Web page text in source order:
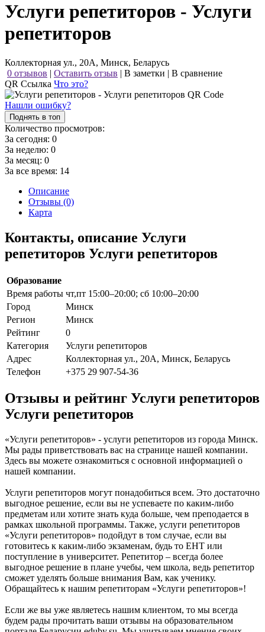
Услуги репетиторов - Услуги
репетиторов
Коллекторная ул., 20А, Минск, Беларусь
0 отзывов | Оставить отзыв | В заметки | В сравнение
QR Ссылка Что это?
Нашли ошибку?
Поднять в топ
Количество просмотров:
За сегодня: 0
За неделю: 0
За месяц: 0
За все время: 14
Описание
Отзывы (0)
Карта
Контакты, описание Услуги
репетиторов Услуги репетиторов
Образование
Время работы чт,пт 15:00–20:00; сб 10:00–20:00
Город
Минск
Регион
Минск
Рейтинг
0
Категория
Услуги репетиторов
Адрес
Коллекторная ул., 20А, Минск, Беларусь
Телефон
+375 29 907-54-36
Отзывы и рейтинг Услуги репетиторов
Услуги репетиторов
«Услуги репетиторов» - услуги репетиторов из города Минск.
Мы рады приветствовать вас на странице нашей компании.
Здесь вы можете ознакомиться с основной информацией о
нашей компании.
Услуги репетиторов могут понадобиться всем. Это достаточно
выгодное решение, если вы не успеваете по каким-либо
предметам или хотите знать куда больше, чем преподается в
рамках школьной программы. Также, услуги репетиторов
«Услуги репетиторов» подойдут в том случае, если вы
готовитесь к каким-либо экзаменам, будь то ЕНТ или
поступление в университет. Репетитор – всегда более
выгодное решение в плане учебы, чем школа, ведь репетитор
сможет уделять больше внимания Вам, как ученику.
Обращайтесь к нашим репетиторам «Услуги репетиторов»!
Если же вы уже являетесь нашим клиентом, то мы всегда
будем рады прочитать ваши отзывы на образовательном